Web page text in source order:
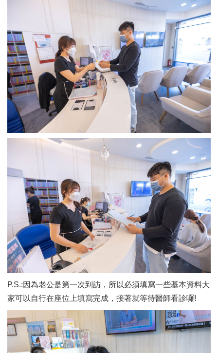
P.S.:因為老公是第一次到訪，所以必須填寫一些基本資料大
家可以自行在座位上填寫完成，接著就等待醫師看診囉!